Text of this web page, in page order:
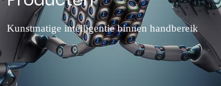
Kunstmatige intelligentie binnen handbereik